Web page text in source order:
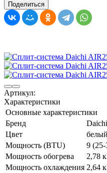
Поделиться
Артикул:
Характеристики
Основные характеристики
Бренд
Daichi
Цвет
белый
Мощность (BTU)
9
Мощность обогрева
2,78
Мощность охлаждения 2,64